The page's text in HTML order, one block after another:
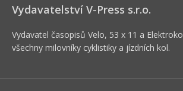
Vydavatelství V-Press s.r.o.
Vydavatel časopisů Velo, 53 x 11 a
všechny milovníky cyklistiky a jízdních kol.